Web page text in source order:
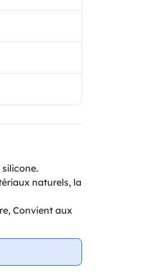
naturels, la
Convient aux